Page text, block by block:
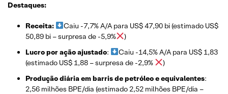
Destaques:
Receita:
Caiu -7,7% A/A para US$ 47,90 bi (estimado US$
50,89 bi – surpresa de -5,9%
)
Lucro por ação ajustado:
Caiu -14,5% A/A para US$ 1,83
(estimado US$ 1,88 – surpresa de -2,9%
)
Produção diária em barris de petróleo e equivalentes:
2,56 milhões BPE/dia (estimado 2,52 milhões BPE/dia –